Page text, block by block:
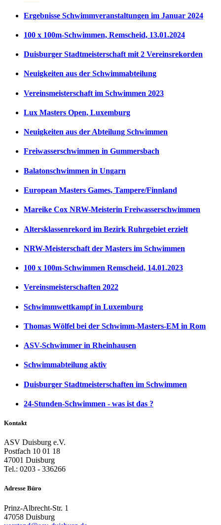
Ergebnisse Schwimmveranstaltungen im Januar 2024
100 x 100m-Schwimmen, Remscheid, 13.01.2024
Duisburger Stadtmeisterschaft mit 2 Vereinsrekorden
Neuigkeiten aus der Schwimmabteilung
Vereinsmeisterschaft im Schwimmen 2023
Lux Masters Open, Luxemburg
Neuigkeiten aus der Abteilung Schwimmen
Freiwasserschwimmen in Gummersbach
Balatonschwimmen in Ungarn
European Masters Games, Tampere/Finnland
Mareike Cox NRW-Meisterin Freiwasserschwimmen
Altersklassenrekord im Bezirk Ruhrgebiet erzielt
NRW-Meisterschaft der Masters im Schwimmen
100 x 100m-Schwimmen Remscheid, 14.01.2023
Vereinsmeisterschaften 2022
Schwimmwettkampf in Luxemburg
Thomas Wölfel bei der Schwimm-Masters-EM in Rom
ASV-Schwimmer in Rheinhausen
Schwimmabteilung aktiv
Duisburger Stadtmeisterschaften im Schwimmen
24-Stunden-Schwimmen - was ist das ?
Kontakt
ASV Duisburg e.V.
Postfach 10 01 18
47001 Duisburg
Tel.: 0203 - 336266
Adresse Büro
Prinz-Albrecht-Str. 1
47058 Duisburg